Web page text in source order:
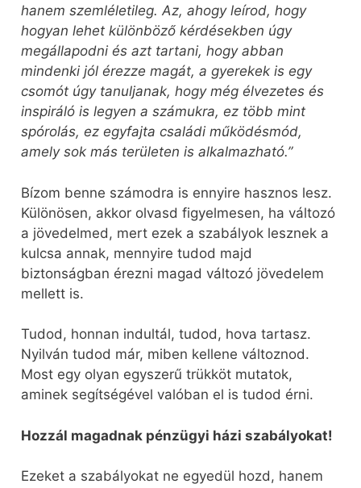
hanem szemléletileg. Az, ahogy leírod, hogy
hogyan lehet különböző kérdésekben úgy
megállapodni és azt tartani, hogy abban
mindenki jól érezze magát, a gyerekek is egy
csomót úgy tanuljanak, hogy még élvezetes és
inspiráló is legyen a számukra, ez több mint
spórolás, ez egyfajta családi működésmód,
amely sok más területen is alkalmazható.”
Bízom benne számodra is ennyire hasznos lesz.
Különösen, akkor olvasd figyelmesen, ha változó
a jövedelmed, mert ezek a szabályok lesznek a
kulcsa annak, mennyire tudod majd
biztonságban érezni magad változó jövedelem
mellett is.
Tudod, honnan indultál, tudod, hova tartasz.
Nyilván tudod már, miben kellene változnod.
Most egy olyan egyszerű trükköt mutatok,
aminek segítségével valóban el is tudod érni.
Hozzál magadnak pénzügyi házi szabályokat!
Ezeket a szabályokat ne egyedül hozd, hanem